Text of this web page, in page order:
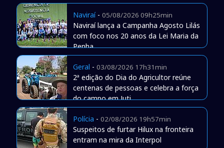
Naviraí- 05/08/2026 09h25min
Naviraí lança a Campanha Agosto Lilás
com foco nos 20 anos da Lei Maria da
Penha
Geral - 03/08/2026 17h31min
2ª edição do Dia do Agricultor reúne
centenas de pessoas e celebra a força
do campo em Juti
Polícia - 02/08/2026 19h57min
Suspeitos de furtar Hilux na fronteira
entram na mira da Interpol